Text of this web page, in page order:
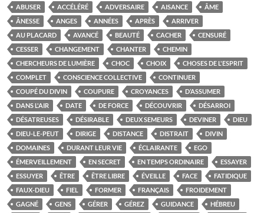
ABUSER ACCÉLÉRÉ ADVERSAIRE AISANCE
ÂME
ÂNESSE
ANGES ANNÉES APRÈS
ARRIVER
AU PLACARD
AVANCÉ BEAUTÉ CACHER
CENSURÉ
CESSER
CHANGEMENT CHANTER
CHEMIN
CHERCHEURS DE LUMIÈRE
CHOC CHOIX
CHOSES DE L'ESPRIT
COMPLET
CONSCIENCE COLLECTIVE
CONTINUER
COUPÉ DU DIVIN
COUPURE CROYANCES
D’ASSUMER
DANS L'AIR
DATE DE FORCE DÉCOUVRIR
DÉSARROI
DÉSATREUSES
DÉSIRABLE DEUX SEMEURS DEVINER
DIEU
DIEU-LE-PEUT
DIRIGE DISTANCE DISTRAIT
DIVIN
DOMAINES
DURANT LEUR VIE ÉCLAIRANTE
EGO
ÉMERVEILLEMENT
EN SECRET EN TEMPS ORDINAIRE
ESSAYER
ESSUYER
ÊTRE ÊTRE LIBRE ÉVEILLE FACE
FATIDIQUE
FAUX-DIEU
FIEL FORMER FRANÇAIS
FROIDEMENT
GAGNÉ
GENS GÉRER GÉREZ GUIDANCE
HÉBREU